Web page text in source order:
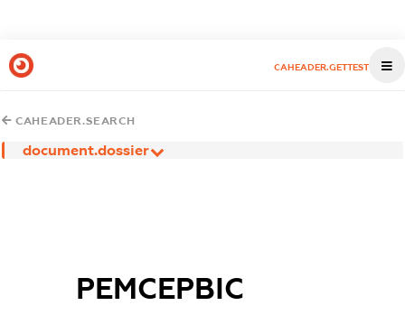
CAHEADER.GETTEST
CAHEADER.SEARCH
document.dossier
РЕМСЕРВІС